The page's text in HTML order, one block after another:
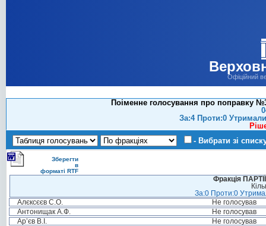
Офіційний
Поіменне голосування про поправку
За:4 Проти:0
- Вибрати зі
Зберегти
в
форматі RTF
Фракція
За:0 Проти:0
Алєксєєв С.О.
Не голосував
Антонищак А.Ф.
Не голосував
Ар’єв В.І.
Не голосував